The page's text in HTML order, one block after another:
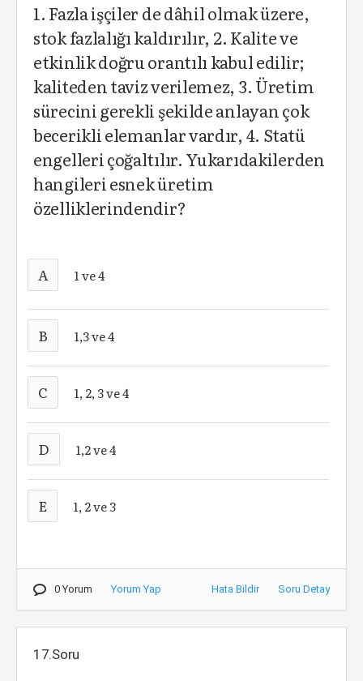
1. Fazla işçiler de dâhil olmak üzere,
stok fazlalığı kaldırılır, 2. Kalite ve
etkinlik doğru orantılı kabul edilir;
kaliteden taviz verilemez, 3. Üretim
sürecini gerekli şekilde anlayan çok
becerikli elemanlar vardır, 4. Statü
engelleri çoğaltılır. Yukarıdakilerden
hangileri esnek üretim
özelliklerindendir?
A 1 ve 4
B 1,3 ve 4
C 1, 2, 3 ve 4
D 1,2 ve 4
E 1, 2 ve 3
0 Yorum Yorum Yap Hata Bildir Soru Detay
17.Soru